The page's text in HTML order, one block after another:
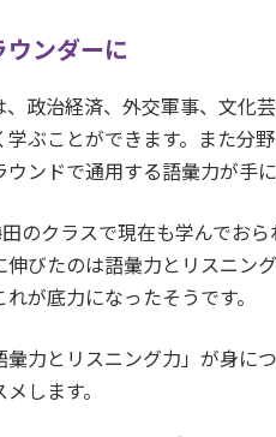
ウンダーに
、政治経済、外交軍事、文化
学ぶことができます。また分
ウンドで通用する語彙力が手に
のクラスで現在も学んでお
伸びたのは語彙力とリスニン
が底力になったそうです。
彙力とリスニング力」が身に
します。